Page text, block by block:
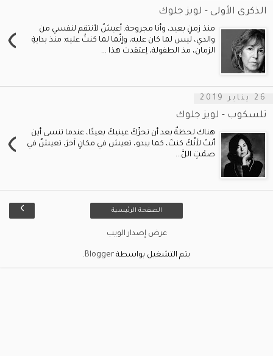
الذكرى الأولى - لويز جلوك
›
منذ زمنٍ بعيد، وأنا مجروحة. أعيشُ لأنتقم لنفسي من
والدي، ليس لما كان عليه، وإنّما لما كنتُ عليه: منذ بدايةِ
الزمان، مذ الطفولة، اِعتقدت هذا ...
26 يناير 2019
تلسكوب - لويز جلوك
›
هناك لحظةٌ بعد أن تحرِّكَ عينيكَ بعيدًا، عندما تنسى أين
أنتَ لأنّكَ كنتَ، كما يبدو، تعيش في مكانٍ آخرَ، تعيشُ في
صمْتِ اللَّ...
› الصفحة الرئيسية
عرض إصدار الويب
يتم التشغيل بواسطة Blogger
.